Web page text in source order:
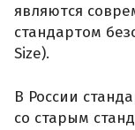
являются
стандартом
Size).
В России
со старым